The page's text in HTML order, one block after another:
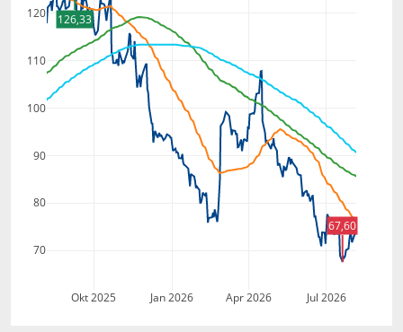
Okt 2025 Jan 2026 Apr 2026 Jul 2026
70
80
90
100
110
120 126,33
67,60